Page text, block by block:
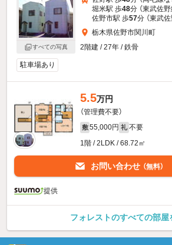
すべての写真
堀米駅 歩48分 （東武佐野
佐野市駅 歩57分 （東武佐
栃木県佐野市関川町
2階建 / 27年 / 鉄骨
駐車場あり
5.5万円
（管理費不要）
敷 55,000円 礼 不要
1階 / 2LDK / 68.72㎡
お問い合わせ （無料）
提供
フォレストのすべての部屋